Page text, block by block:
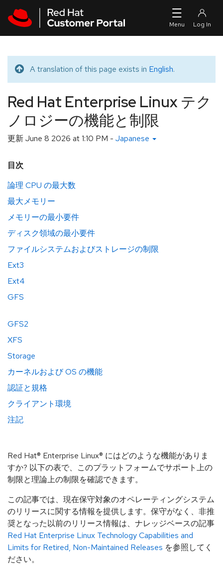
Translated message
A translation of this page exists in English.
Red Hat Enterprise Linux テク
ノロジーの機能と制限
更新June 8 2026 at 1:10 PM - Japanese
目次
論理 CPU の最大数
最大メモリー
メモリーの最小要件
ディスク領域の最小要件
ファイルシステムおよびストレージの制限
Ext3
Ext4
GFS
GFS2
XFS
Storage
カーネルおよび OS の機能
認証と規格
クライアント環境
注記
Red Hat® Enterprise Linux® にはどのような機能がありま
すか? 以下の表で、このプラットフォームでサポート上の
制限と理論上の制限を確認できます。
この記事では、現在保守対象のオペレーティングシステム
のリリースに関する情報を提供します。保守がなく、非推
奨となった以前のリリース情報は、ナレッジベースの記事
Red Hat Enterprise Linux Technology Capabilities and
Limits for Retired, Non-Maintained Releases を参照してく
ださい。